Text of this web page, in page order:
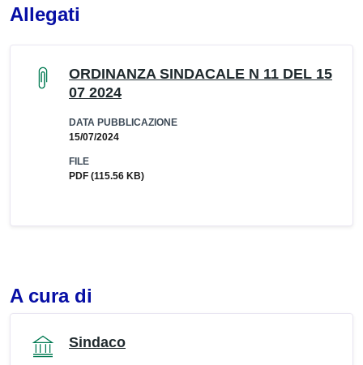
Allegati
ORDINANZA SINDACALE N 11 DEL 15
07 2024
DATA PUBBLICAZIONE
15/07/2024
FILE
PDF (115.56 KB)
A cura di
Sindaco